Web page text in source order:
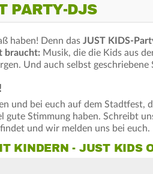
PARTY-DJS
haben! Denn das JUST KIDS-
braucht: Musik, die die Kids aus
Und auch selbst geschriebene
und bei euch auf dem Stadtfest,
gute Stimmung haben. Schreibt
und wir melden uns bei euch.
KINDERN - JUST KIDS